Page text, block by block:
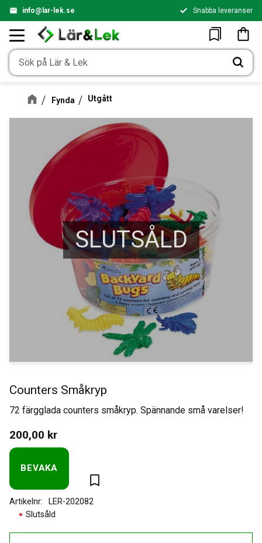
info@lar-lek.se Snabba leveranser
Favoriter
Fynda Utgått
SLUTSÅLD
Counters Småkryp
72 färgglada counters småkryp. Spännande små varelser!
200,00 kr
Lägg till i favoriter
BEVAKA
Slutsåld
Artikelnr LER-202082